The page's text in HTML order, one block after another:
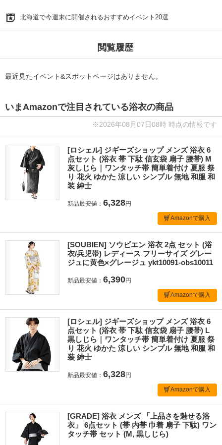
北海道で今週末に開催されるおすすめイベント20選
閲覧履歴
最近見たイベント&スポットページはありません。
いまAmazonで注目されている浴衣の商品
※2026年08月07日08時 時点の情報です
[ロシェル] ジギーズショップ メンズ 浴衣 6
点セット (浴衣 帯 下駄 信玄袋 扇子 腰帯) M
灰しじら｜ワンタッチ帯 簡単着付け 夏服 祭
り 花火 ゆかた 涼しい シンプル 無地 和服 和
装 紳士
新品最安値： 6,328円
Amazonで購入
[SOUBIEN] ソウビエン 浴衣 2点 セット (浴
衣/兵児帯) レディース フリーサイズ グレー
ジュに黄色×グレージュ ykt10091-obs10011
新品最安値： 6,390円
Amazonで購入
[ロシェル] ジギーズショップ メンズ 浴衣 6
点セット (浴衣 帯 下駄 信玄袋 扇子 腰帯) L
黒しじら｜ワンタッチ帯 簡単着付け 夏服 祭
り 花火 ゆかた 涼しい シンプル 無地 和服 和
装 紳士
新品最安値： 6,328円
Amazonで購入
[GRADE] 浴衣 メンズ 「上品さを魅せる浴
衣」 6点セット (帯 内帯 巾着 扇子 下駄) ワン
タッチ帯 セット (M, 黒しじら)